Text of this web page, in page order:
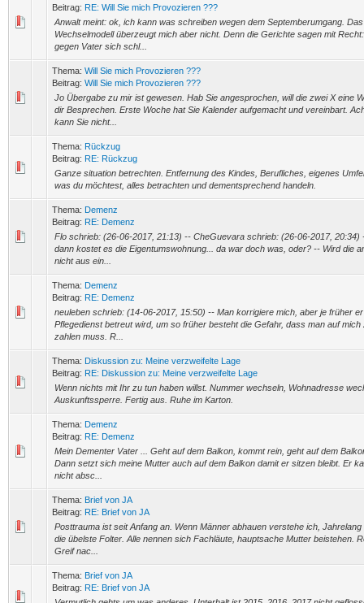
Beitrag: RE: Will Sie mich Provozieren ???
Anwalt meint: ok, ich kann was schreiben wegen dem Septemberumgang.
Wechselmodell überzeugt mich aber nicht. Denn die Gerichte sagen mit
gegen Vater sich schl...
Thema: Will Sie mich Provozieren ???
Beitrag: Will Sie mich Provozieren ???
Jo Übergabe zu mir ist gewesen. Hab Sie angesprochen, will die zwei X eine
dir Besprechen. Erste Woche hat Sie Kalender aufgemacht und vereinbart.
kann Sie nicht...
Thema: Rückzug
Beitrag: RE: Rückzug
Ganze situation betrechten. Entfernung des Kindes, Berufliches, eigenes
was du möchtest, alles betrachten und dementsprechend handeln.
Thema: Demenz
Beitrag: RE: Demenz
Flo schrieb: (26-06-2017, 21:13) -- CheGuevara schrieb: (26-06-2017, 20:34)
dann kostet es die Eigentumswohnung... da war doch was, oder? -- Wird die
nicht aus ein...
Thema: Demenz
Beitrag: RE: Demenz
neuleben schrieb: (14-06-2017, 15:50) -- Man korrigiere mich, aber je früher
Pflegedienst betreut wird, um so früher besteht die Gefahr, dass man auf
zahlen muss. R...
Thema: Diskussion zu: Meine verzweifelte Lage
Beitrag: RE: Diskussion zu: Meine verzweifelte Lage
Wenn nichts mit Ihr zu tun haben willst. Nummer wechseln, Wohnadresse
Auskunftssperre. Fertig aus. Ruhe im Karton.
Thema: Demenz
Beitrag: RE: Demenz
Mein Dementer Vater ... Geht auf dem Balkon, kommt rein, geht auf dem
Dann setzt sich meine Mutter auch auf dem Balkon damit er sitzen bleibt. Er
nicht absc...
Thema: Brief von JA
Beitrag: RE: Brief von JA
Posttrauma ist seit Anfang an. Wenn Männer abhauen verstehe ich,
die übelste Folter. Alle nennen sich Fachläute, hauptsache Mutter beistehen.
Greif nac...
Thema: Brief von JA
Beitrag: RE: Brief von JA